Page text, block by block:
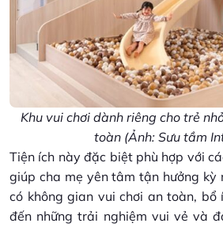
Khu vui chơi dành riêng cho trẻ
toàn (Ảnh: Sưu tầm
Tiện ích này đặc biệt phù hợp với
giúp cha mẹ yên tâm tận hưởng kỳ
có không gian vui chơi an toàn,
đến những trải nghiệm vui vẻ và